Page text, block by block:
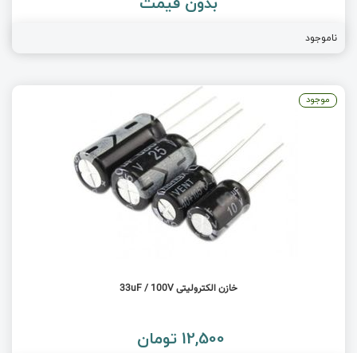
ناموجود
خازن الکترولیتی 33uF / 100V
12,500 تومان
موجود